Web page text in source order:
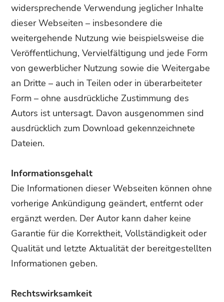
widersprechende Verwendung jeglicher Inhalte
dieser Webseiten – insbesondere die
weitergehende Nutzung wie beispielsweise die
Veröffentlichung, Vervielfältigung und jede Form
von gewerblicher Nutzung sowie die Weitergabe
an Dritte – auch in Teilen oder in überarbeiteter
Form – ohne ausdrückliche Zustimmung des
Autors ist untersagt. Davon ausgenommen sind
ausdrücklich zum Download gekennzeichnete
Dateien.
Informationsgehalt
Die Informationen dieser Webseiten können ohne
vorherige Ankündigung geändert, entfernt oder
ergänzt werden. Der Autor kann daher keine
Garantie für die Korrektheit, Vollständigkeit oder
Qualität und letzte Aktualität der bereitgestellten
Informationen geben.
Rechtswirksamkeit